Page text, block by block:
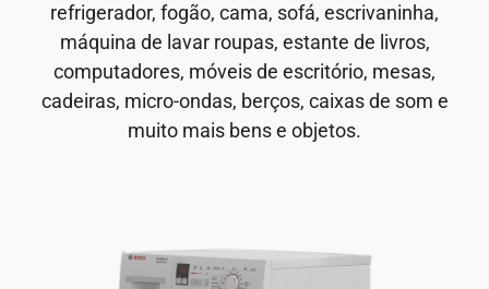
refrigerador, fogão, cama, sofá, escrivaninha,
máquina de lavar roupas, estante de livros,
computadores, móveis de escritório, mesas,
cadeiras, micro-ondas, berços, caixas de som e
muito mais bens e objetos.